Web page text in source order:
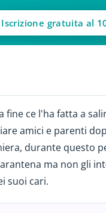
Iscrizione gratuita al
fine ce l'ha fatta a
amici e parenti
durante questo
ma non gli
suoi cari.